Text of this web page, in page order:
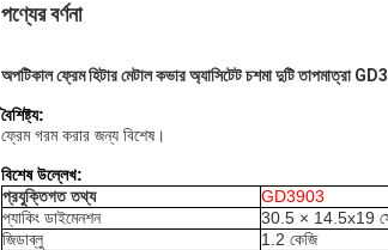
পণ্যের বর্ণনা
অপটিকাল ফ্রেম হিটার মেটাল কভার অ্যাসিটেট চশমা দুটি তাপমাত্রা
বৈশিষ্ট্য:
ফ্রেম গরম করার জন্য বিশেষ।
বিশেষ উল্লেখ:
প্রযুক্তিগত তথ্য
GD3903
প্যাকিং ডাইমেনশন
30.5 × 14.5x19
জিডাব্লু
1.2 কেজি